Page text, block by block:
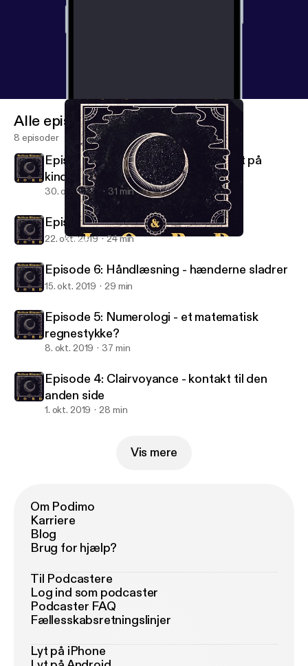
Episode 8: Engleskolen - et vindpust på kinden
Alle episoder
8 episoder
Episode 8: Engleskolen - et vindpust på
kinden
30. okt. 2019 31 min
Episode 7: Lydterapi - lyd sætter fri
22. okt. 2019 24 min
Episode 6: Håndlæsning - hænderne sladrer
15. okt. 2019 29 min
Episode 5: Numerologi - et matematisk
regnestykke?
8. okt. 2019 37 min
Episode 4: Clairvoyance - kontakt til den
anden side
1. okt. 2019 28 min
Vis mere
Om Podimo
Karriere
Blog
Brug for hjælp?
Til Podcastere
Log ind som podcaster
Podcaster FAQ
Fællesskabsretningslinjer
Lyt på iPhone